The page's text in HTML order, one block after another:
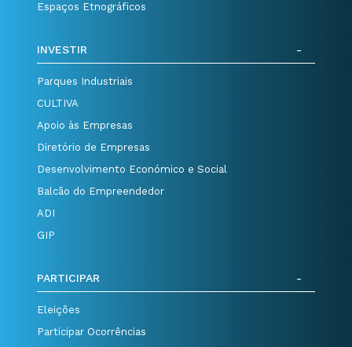
Espaços Etnográficos
INVESTIR
Parques Industriais
CULTIVA
Apoio às Empresas
Diretório de Empresas
Desenvolvimento Económico e Social
Balcão do Empreendedor
ADI
GIP
PARTICIPAR
Eleições
Participar Ocorrências